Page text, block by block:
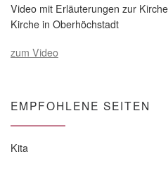
Video mit Erläuterungen zur
Kirche in Oberhöchstadt
zum Video
EMPFOHLENE SEITEN
Kita